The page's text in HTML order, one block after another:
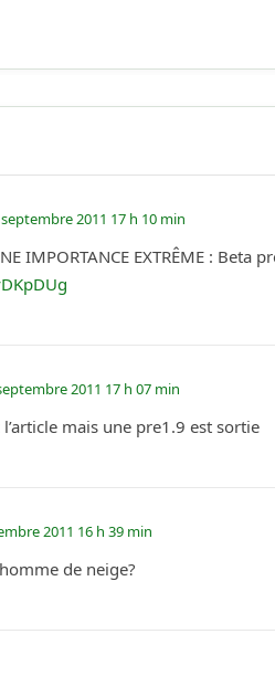
2011 17 h 10 min
IMPORTANCE EXTRÊME : Beta
2011 17 h 07 min
mais une pre1.9 est sortie
2011 16 h 39 min
de neige?